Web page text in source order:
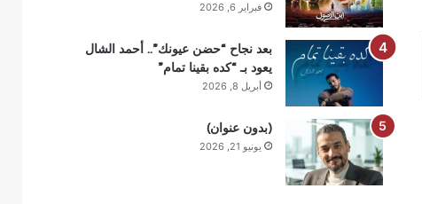
فبراير 6, 2026
بعد نجاح “حضن عيونك”.. أحمد الشال
يعود بـ “كده بقينا تمام”
أبريل 8, 2026
(بدون عنوان)
يونيو 21, 2026